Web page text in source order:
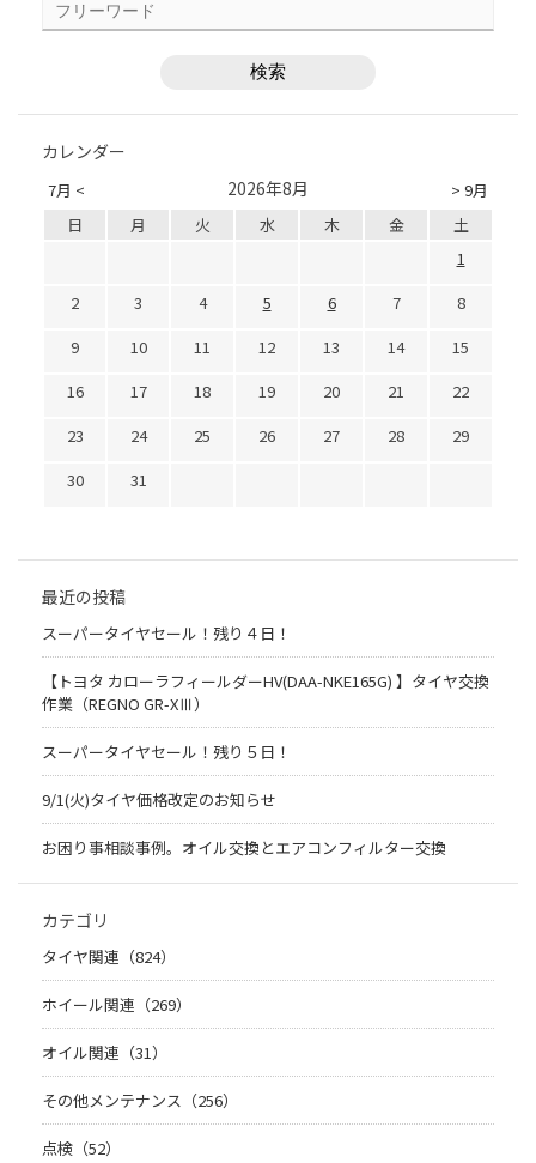
カレンダー
7月 < > 9月
2026年8月
日 月 火 水 木 金
土
1
2
3 4 5 6 7
8
9
10 11 12 13 14
15
16
17 18 19 20 21
22
23
24 25 26 27 28
29
30
31
最近の投稿
スーパータイヤセール！残り４日！
【トヨタ カローラフィールダーHV(DAA-NKE165G) 】タイヤ交換
作業（REGNO GR-XⅢ）
スーパータイヤセール！残り５日！
9/1(火)タイヤ価格改定のお知らせ
お困り事相談事例。オイル交換とエアコンフィルター交換
カテゴリ
タイヤ関連（824）
ホイール関連（269）
オイル関連（31）
その他メンテナンス（256）
点検（52）